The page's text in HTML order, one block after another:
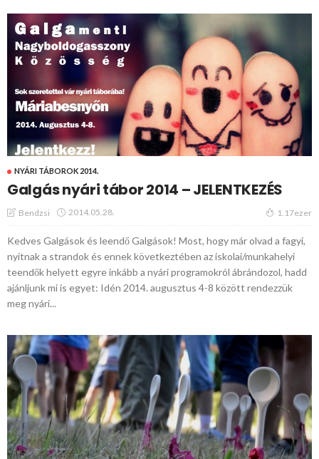
NYÁRI TÁBOROK 2014.
Galgás nyári tábor 2014 – JELENTKEZÉS
Bendzsi 2014.05.28. 1.17ezer
Kedves Galgások és leendő Galgások! Most, hogy már olvad a fagyi,
nyitnak a strandok és ennek következtében az iskolai/munkahelyi
teendők helyett egyre inkább a nyári programokról ábrándozol, hadd
ajánljunk mi is egyet: Idén 2014. augusztus 4-8 között rendezzük
meg nyári...